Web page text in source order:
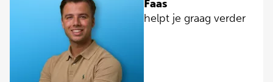
Faas
helpt je graag verder